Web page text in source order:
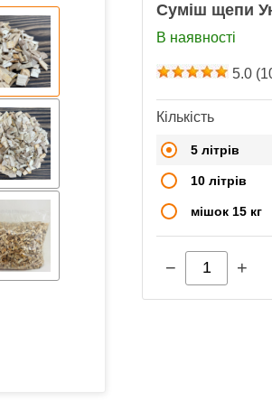
Суміш щепи
В наявності
5.0 (
Кількість
5 літрів
10 літрів
мішок 15 кг
− +